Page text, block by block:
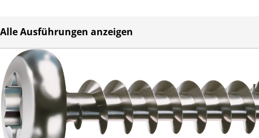
Alle Ausführungen anzeigen